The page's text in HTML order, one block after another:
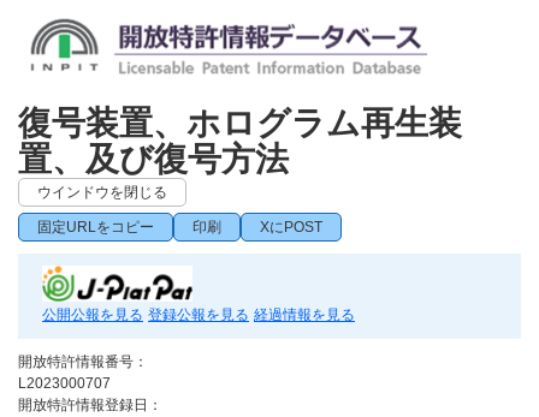
復号装置、ホログラム再生装
置、及び復号方法
ウインドウを閉じる
固定URLをコピー 印刷 XにPOST
公開公報を見る 登録公報を見る 経過情報を見る
開放特許情報番号：
L2023000707
開放特許情報登録日：